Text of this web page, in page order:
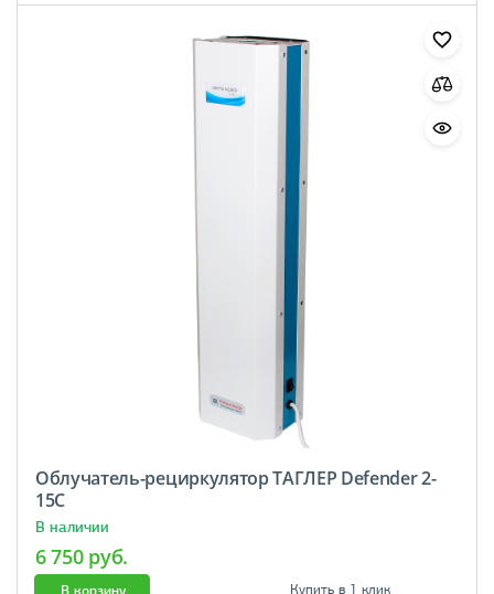
Облучатель-рециркулятор ТАГЛЕР Defender 2-
15С
В наличии
6 750 руб.
В корзину Купить в 1 клик